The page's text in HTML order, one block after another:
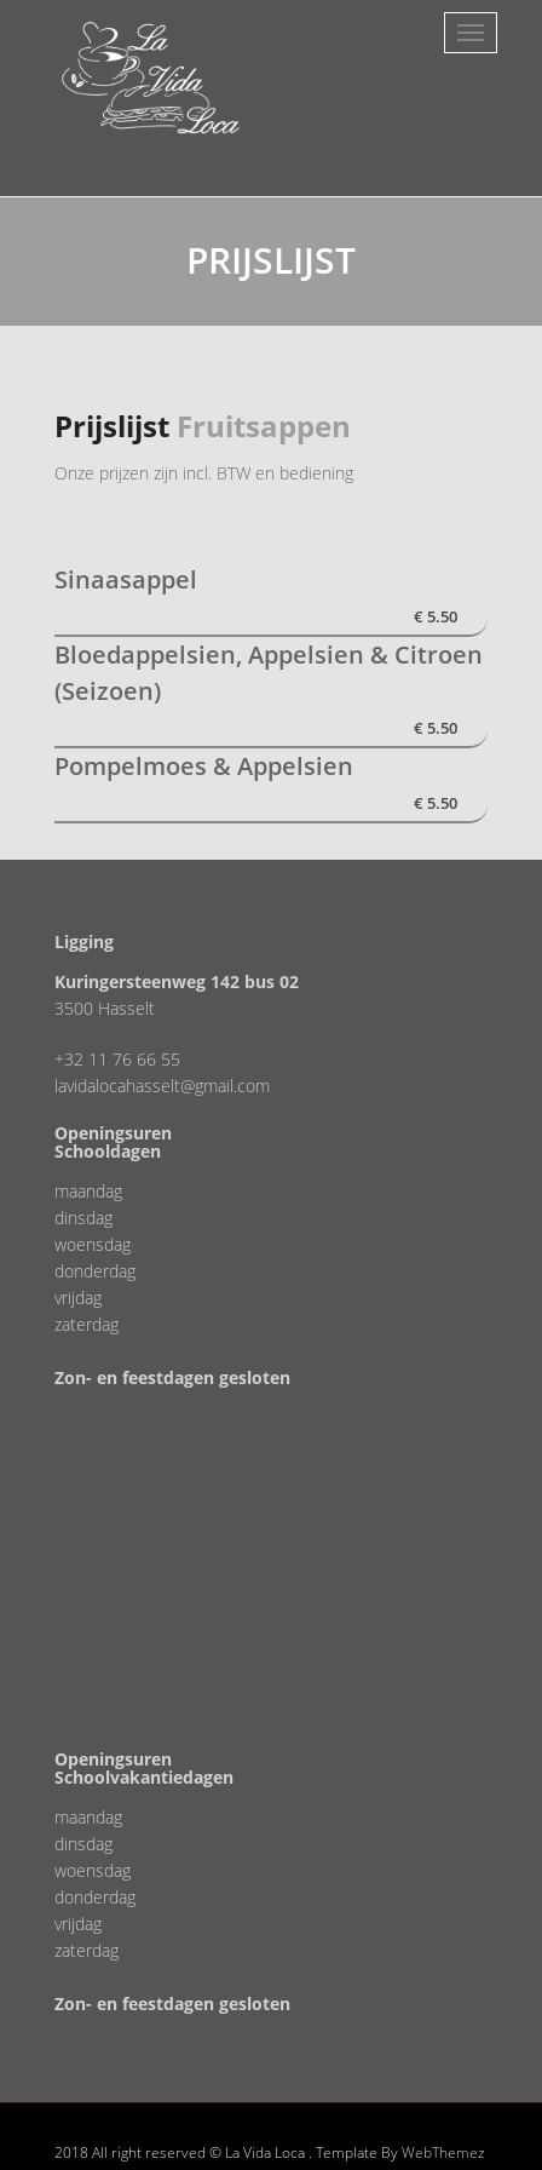
PRIJSLIJST
Prijslijst Fruitsappen
Onze prijzen zijn incl. BTW en bediening
Sinaasappel
€ 5.50
Bloedappelsien, Appelsien & Citroen
(seizoen)
€ 5.50
Pompelmoes & Appelsien
€ 5.50
Ligging
Kuringersteenweg 142 bus 02
3500 Hasselt
+32 11 76 66 55
lavidalocahasselt@gmail.com
Openingsuren
Schooldagen
maandag
dinsdag
woensdag
donderdag
vrijdag
zaterdag
Zon- en feestdagen gesloten
Openingsuren
Schoolvakantiedagen
maandag
dinsdag
woensdag
donderdag
vrijdag
zaterdag
Zon- en feestdagen gesloten
2018 All right reserved © La Vida Loca . Template ByWebThemez